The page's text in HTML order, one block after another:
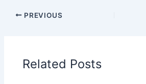
t
PREVIOUS
Related Posts